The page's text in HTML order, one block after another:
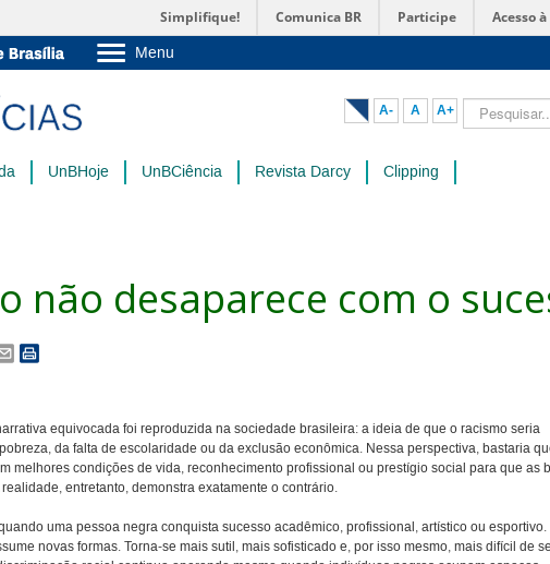
Simplifique! Comunica BR Participe Acesso
Menu
Pós-Graduação
Administração
A- A A+ Pesquisar...
UnBHoje UnBCiência Revista Darcy Clipping
não desaparece com o
equivocada foi reproduzida na sociedade brasileira: a ideia de que o racismo seria
da falta de escolaridade ou da exclusão econômica. Nessa perspectiva, bastaria
melhores condições de vida, reconhecimento profissional ou prestígio social para que as
entretanto, demonstra exatamente o contrário.
uma pessoa negra conquista sucesso acadêmico, profissional, artístico ou esportivo.
novas formas. Torna-se mais sutil, mais sofisticado e, por isso mesmo, mais difícil de